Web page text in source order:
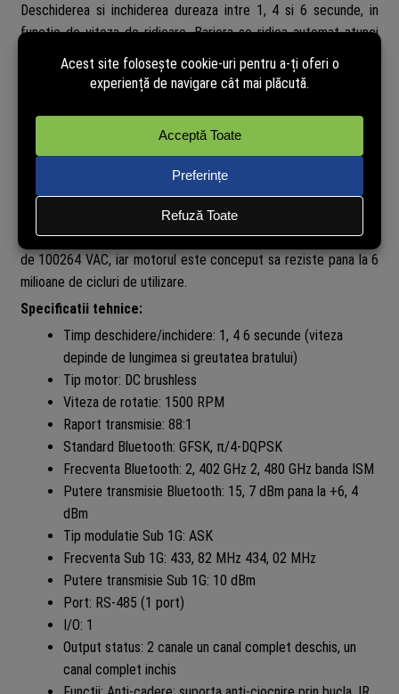
Deschiderea si inchiderea dureaza intre 1, 4 si 6 secunde, in
functie de viteza de ridicare. Bariera se ridica automat atunci
cand bratul atinge un obiect sau in caz de pana de curent, iar
viteza si pozitia de ridicare/coborare pot fi ajustate.
fi integrata cu radar extern, bucla inductiva si protectie la
impact, beneficiind si de o iesire de 12 VDC pentru alimentarea
radarului extern. Camera poate fi conectata prin portul RS-485,
iar pe interfata web a camerei se pot citi starea barierei,
numarul de operatiuni si logul operatiunilor. Bariera functioneaza
la temperaturi intre 40 C si +70 C, cu o tensiune de alimentare
de 100264 VAC, iar motorul este conceput sa reziste pana la 6
milioane de cicluri de utilizare.
Specificatii tehnice:
Timp deschidere/inchidere: 1, 4 6 secunde (viteza
depinde de lungimea si greutatea bratului)
Tip motor: DC brushless
Viteza de rotatie: 1500 RPM
Raport transmisie: 88:1
Standard Bluetooth: GFSK, π/4-DQPSK
Frecventa Bluetooth: 2, 402 GHz 2, 480 GHz banda ISM
Putere transmisie Bluetooth: 15, 7 dBm pana la +6, 4
dBm
Tip modulatie Sub 1G: ASK
Frecventa Sub 1G: 433, 82 MHz 434, 02 MHz
Putere transmisie Sub 1G: 10 dBm
Port: RS-485 (1 port)
I/O: 1
Output status: 2 canale un canal complet deschis, un
canal complet inchis